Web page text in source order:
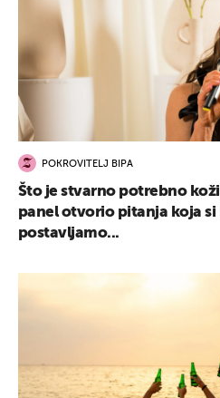
POKROVITELJ BIPA
Što je stvarno potrebno
panel otvorio pitanja koja si
postavljamo...